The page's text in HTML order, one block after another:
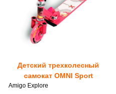
Детский трехколесный
самокат OMNI Sport
Amigo Explore